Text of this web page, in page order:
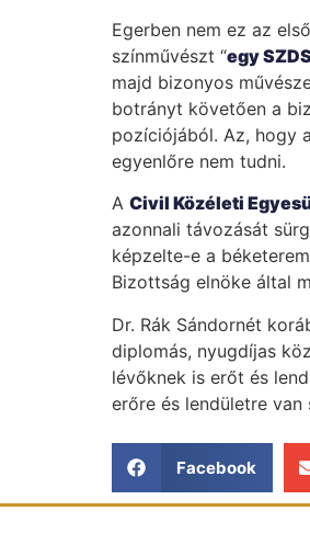
Egerben nem ez az
színművészt “egy
majd bizonyos
botrányt követően a
pozíciójából. Az, hogy
egyenlőre nem tudni.
A Civil Közéleti
azonnali távozását
képzelte-e a
Bizottság elnöke által
Dr. Rák Sándornét
diplomás, nyugdíjas
lévőknek is erőt és
erőre és lendületre van
Facebook